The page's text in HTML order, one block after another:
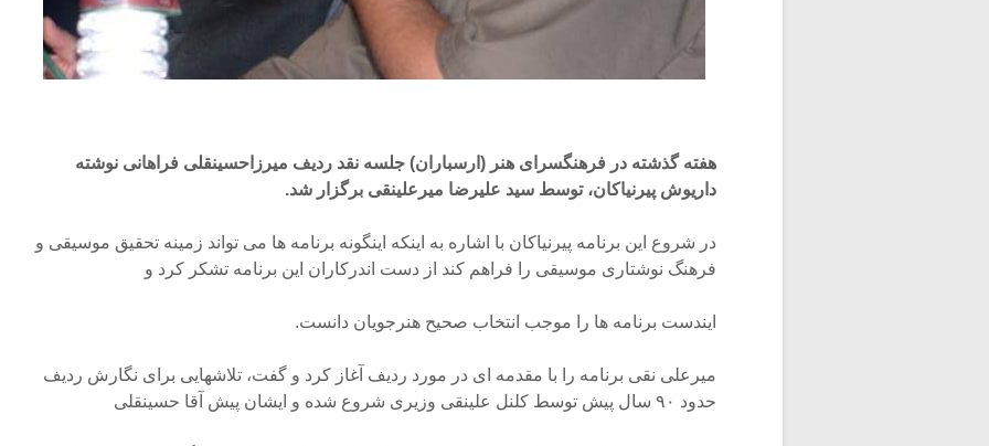
هفته گذشته در فرهنگسرای هنر (ارسباران) جلسه نقد ردیف میرزاحسینقلی فراهانی نوشته
داریوش پیرنیاکان، توسط سید علیرضا میرعلینقی برگزار شد.
در شروع این برنامه پیرنیاکان با اشاره به اینکه اینگونه برنامه ها می تواند زمینه تحقیق موسیقی و
فرهنگ نوشتاری موسیقی را فراهم کند از دست اندرکاران این برنامه تشکر کرد و
ایندست برنامه ها را موجب انتخاب صحیح هنرجویان دانست.
میرعلی نقی برنامه را با مقدمه ای در مورد ردیف آغاز کرد و گفت، تلاشهایی برای نگارش ردیف
حدود ۹۰ سال پیش توسط کلنل علینقی وزیری شروع شده و ایشان پیش آقا حسینقلی